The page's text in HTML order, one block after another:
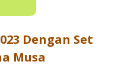
Dengan Set
Musa